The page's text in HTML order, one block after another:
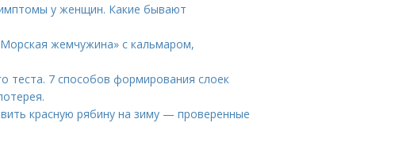
у женщин. Какие бывают
жемчужина» с кальмаром,
теста. 7 способов формирования слоек
красную рябину на зиму — проверенные